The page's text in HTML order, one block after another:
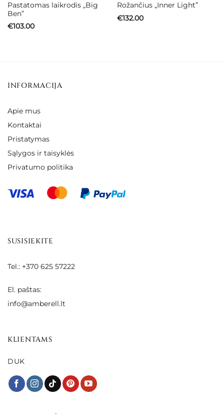
Pastatomas laikrodis „Big
Ben”
€103.00
Rožančius „Inner Light”
€132.00
INFORMACIJA
Apie mus
Kontaktai
Pristatymas
Sąlygos ir taisyklės
Privatumo politika
SUSISIEKITE
Tel.: +370 625 57222
El. paštas:
info@amberell.lt
KLIENTAMS
DUK